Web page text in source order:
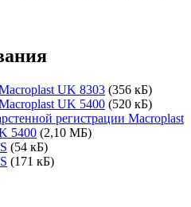
UK 8303 (356 кБ)
UK 5400 (520 кБ)
регистрации Macroplast
5400 (2,10 МБ)
(54 кБ)
(171 кБ)